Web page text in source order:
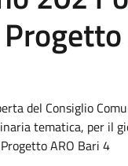
del Consiglio
tematica, per il
ARO Bari 4